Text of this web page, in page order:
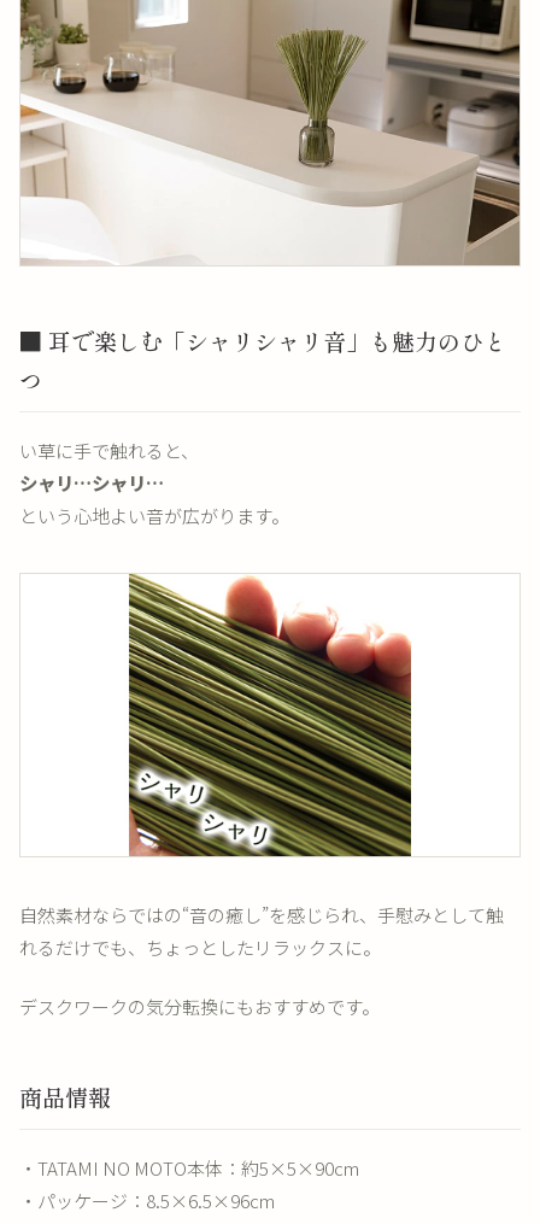
■ 耳で楽しむ「シャリシャリ音」も魅力のひと
つ
い草に手で触れると、
シャリ…シャリ…
という心地よい音が広がります。
自然素材ならではの“音の癒し”を感じられ、手慰みとして触
れるだけでも、ちょっとしたリラックスに。
デスクワークの気分転換にもおすすめです。
商品情報
・TATAMI NO MOTO本体：約5×5×90cm
・パッケージ：8.5×6.5×96cm